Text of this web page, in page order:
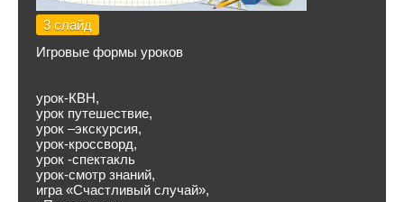
3 слайд
Игровые формы уроков
урок-КВН,
урок путешествие,
урок –экскурсия,
урок-кроссворд,
урок -спектакль
урок-смотр знаний,
игра «Счастливый случай»,